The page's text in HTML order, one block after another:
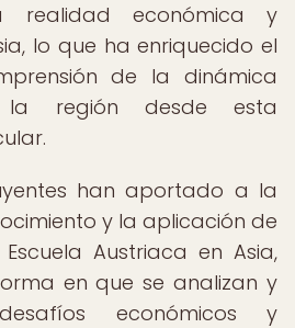
realidad económica y
lo que ha enriquecido el
de la dinámica
la región desde esta
han aportado a la
y la aplicación de
Austriaca en Asia,
en que se analizan y
económicos y